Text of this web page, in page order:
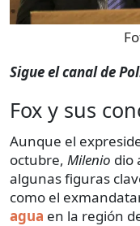
Sigue el canal de
Fox y sus
Aunque el
octubre, Milenio dio
algunas figuras
como el
agua en la región